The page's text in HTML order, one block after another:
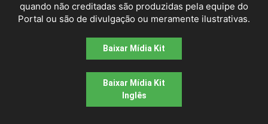
quando não creditadas são produzidas pela equipe do
Portal ou são de divulgação ou meramente ilustrativas.
Baixar Mídia Kit
Baixar Mídia Kit
Inglês